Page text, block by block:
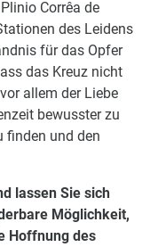
Corrêa de
des Leidens
für das Opfer
das Kreuz nicht
allem der Liebe
bewusster zu
finden und den
lassen Sie sich
Möglichkeit,
Hoffnung des